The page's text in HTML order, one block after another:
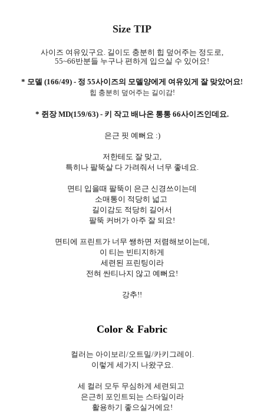
Size TIP
사이즈 여유있구요. 길이도 충분히 힙 덮어주는 정도로,
55~66반분들 누구나 편하게 입으실 수 있어요!
* 모델 (166/49) - 정 55사이즈의 모델양에게 여유있게 잘 맞았어요!
힙 충분히 덮어주는 길이감!
* 쥔장 MD(159/63) - 키 작고 배나온 통통 66사이즈인데요.
은근 핏 예뻐요 :)
저한테도 잘 맞고,
특히나 팔뚝살 다 가려줘서 너무 좋네요.
면티 입을때 팔뚝이 은근 신경쓰이는데
소매통이 적당히 넓고
길이감도 적당히 길어서
팔뚝 커버가 아주 잘 되요!
면티에 프린트가 너무 쌩하면 저렴해보이는데,
이 티는 빈티지하게
세련된 프린팅이라
전혀 싼티나지 않고 예뻐요!
강추!!
Color & Fabric
컬러는 아이보리/오트밀/카키그레이.
이렇게 세가지 나왔구요.
세 컬러 모두 무심하게 세련되고
은근히 포인트되는 스타일이라
활용하기 좋으실거에요!